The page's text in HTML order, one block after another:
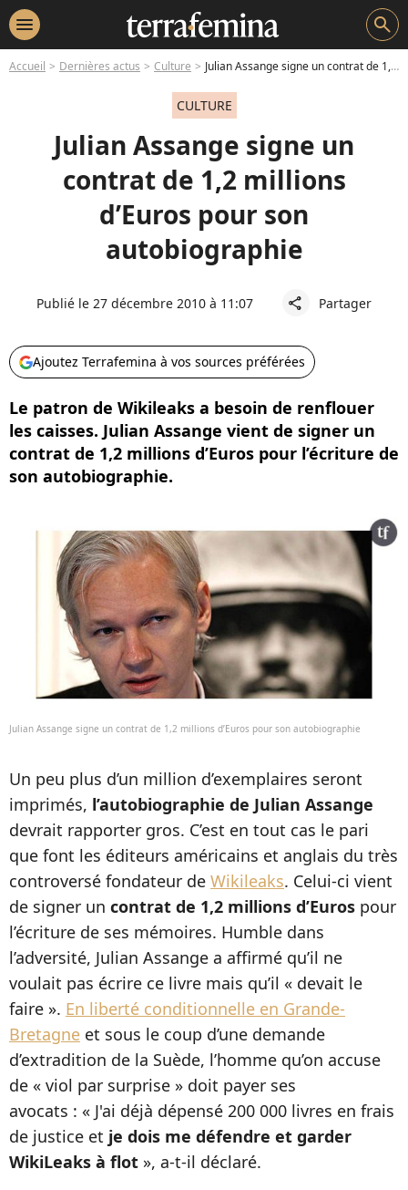
menu search
Accueil Dernières actus Culture Julian Assange signe un contrat de 1,2 millions d’Euros pour son autobiographie
CULTURE
Julian Assange signe un
contrat de 1,2 millions
d’Euros pour son
autobiographie
Publié le 27 décembre 2010 à 11:07 share Partager
Ajoutez Terrafemina à vos sources préférées
Le patron de Wikileaks a besoin de renflouer
les caisses. Julian Assange vient de signer un
contrat de 1,2 millions d’Euros pour l’écriture de
son autobiographie.
Julian Assange signe un contrat de 1,2 millions d’Euros pour son autobiographie
Un peu plus d’un million d’exemplaires seront
imprimés, l’autobiographie de Julian Assange
devrait rapporter gros. C’est en tout cas le pari
que font les éditeurs américains et anglais du très
controversé fondateur de Wikileaks. Celui-ci vient
de signer un contrat de 1,2 millions d’Euros pour
l’écriture de ses mémoires. Humble dans
l’adversité, Julian Assange a affirmé qu’il ne
voulait pas écrire ce livre mais qu’il « devait le
faire ». En liberté conditionnelle en Grande-
Bretagne et sous le coup d’une demande
d’extradition de la Suède, l’homme qu’on accuse
de « viol par surprise » doit payer ses
avocats : « J'ai déjà dépensé 200 000 livres en frais
de justice et je dois me défendre et garder
WikiLeaks à flot », a-t-il déclaré.